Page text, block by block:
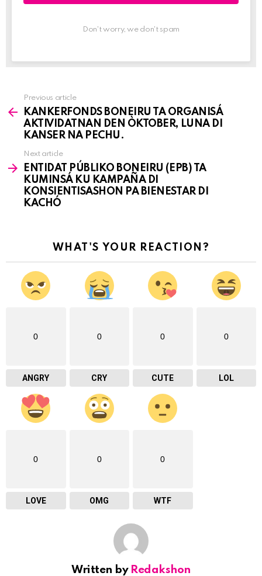
Don't worry, we don't spam
more
Previous article
KANKERFONDS BONEIRU TA ORGANISÁ
AKTIVIDATNAN DEN ÒKTOBER, LUNA DI
KANSER NA PECHU.
Next article
ENTIDAT PÚBLIKO BONEIRU (EPB) TA
KUMINSÁ KU KAMPAÑA DI
KONSIENTISASHON PA BIENESTAR DI
KACHÓ
WHAT'S YOUR REACTION?
0
ANGRY
0
CRY
0
CUTE
0
LOL
0
LOVE
0
OMG
0
WTF
Written by Redakshon